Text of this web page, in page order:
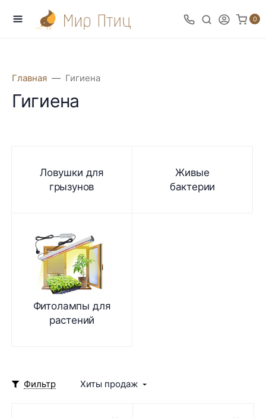
0
Главная Гигиена
Гигиена
Ловушки для
грызунов
Живые
бактерии
Фитолампы для
растений
Фильтр Хиты продаж